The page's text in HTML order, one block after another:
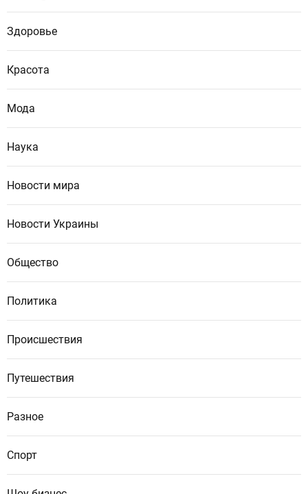
Здоровье
Красота
Мода
Наука
Новости мира
Новости Украины
Общество
Политика
Происшествия
Путешествия
Разное
Спорт